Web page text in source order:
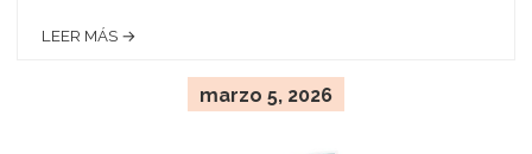
LEER MÁS →
marzo 5, 2026